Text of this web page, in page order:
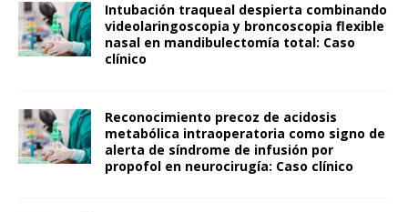
Intubación traqueal despierta combinando
videolaringoscopia y broncoscopia flexible
nasal en mandibulectomía total: Caso
clínico
Reconocimiento precoz de acidosis
metabólica intraoperatoria como signo de
alerta de síndrome de infusión por
propofol en neurocirugía: Caso clínico